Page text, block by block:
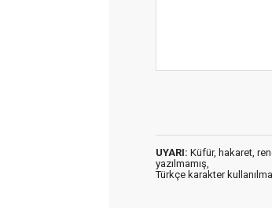
UYARI: Küfür, hakaret,
yazılmamış,
Türkçe karakter